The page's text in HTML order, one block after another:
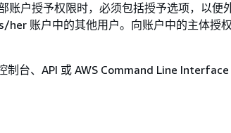
账户授予权限时，必须包括授予选项，以便
her 账户中的其他用户。向账户中的主体授
台、API 或 AWS Command Line Interface